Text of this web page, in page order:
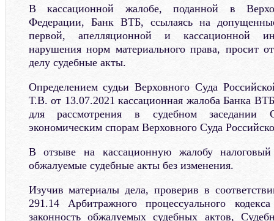
В кассационной жалобе, поданной в
Федерации, Банк ВТБ, ссылаясь на
первой, апелляционной и кассационной
нарушения норм материального права, просит
делу судебные акты.
Определением судьи Верховного Суда
Т.В. от 13.07.2021 кассационная жалоба Банка
для рассмотрения в судебном заседании
экономическим спорам Верховного Суда
В отзыве на кассационную жалобу налоговый
обжалуемые судебные акты без изменения.
Изучив материалы дела, проверив в
291.14 Арбитражного процессуального
законность обжалуемых судебных актов,